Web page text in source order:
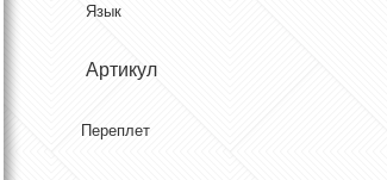
Язык
Артикул
Переплет